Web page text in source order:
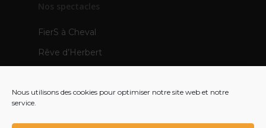
Nous utilisons des cookies pour optimiser notre site web et notre
service.
Nos spectacles
FierS à Cheval
Rêve d’Herbert
Les Pops